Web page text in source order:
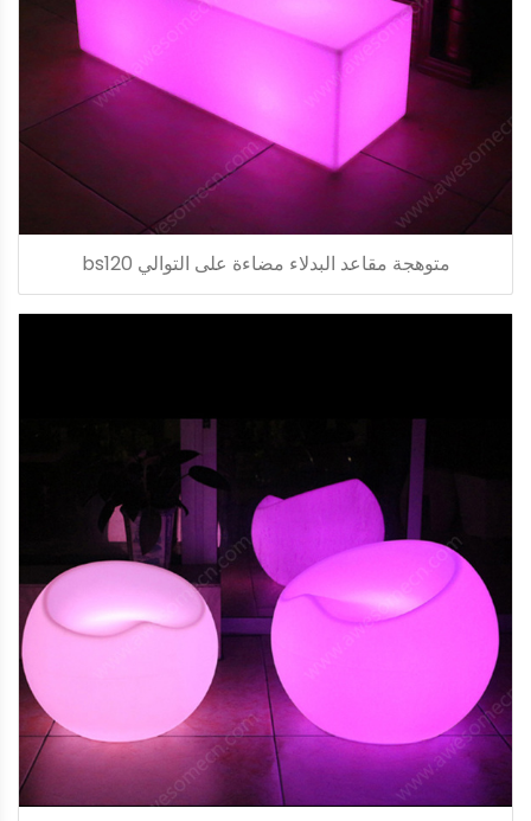
متوهجة مقاعد البدلاء مضاءة على التوالي bs120